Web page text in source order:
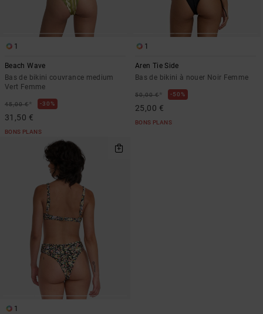
1
Beach Wave
Bas de bikini couvrance medium
Vert Femme
45,00 €* 30%
31,50 €
BONS PLANS
1
Aren Tie Side
Bas de bikini à nouer Noir Femme
50,00 €* 50%
25,00 €
BONS PLANS
1